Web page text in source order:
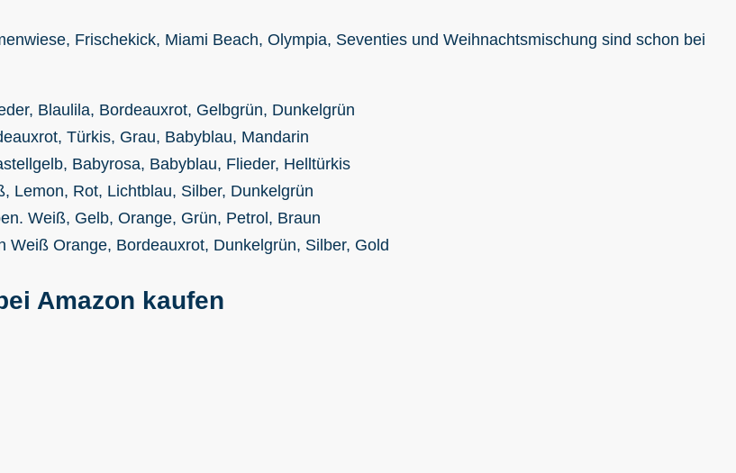
Frischekick, Miami Beach, Olympia, Seventies und Weihnachtsmischung sind schon bei
Blaulila, Bordeauxrot, Gelbgrün, Dunkelgrün
Türkis, Grau, Babyblau, Mandarin
Babyrosa, Babyblau, Flieder, Helltürkis
Lemon, Rot, Lichtblau, Silber, Dunkelgrün
Weiß, Gelb, Orange, Grün, Petrol, Braun
Orange, Bordeauxrot, Dunkelgrün, Silber, Gold
Amazon kaufen